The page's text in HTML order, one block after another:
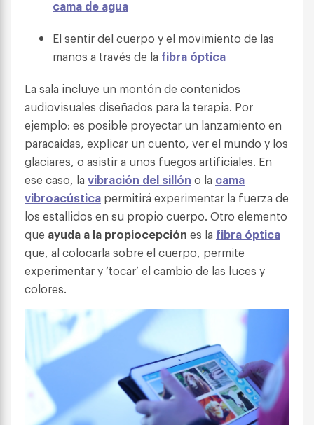
cama de agua
El sentir del cuerpo y el movimiento de las
manos a través de la fibra óptica
La sala incluye un montón de contenidos
audiovisuales diseñados para la terapia. Por
ejemplo: es posible proyectar un lanzamiento en
paracaídas, explicar un cuento, ver el mundo y los
glaciares, o asistir a unos fuegos artificiales. En
ese caso, la vibración del sillón o la cama
vibroacústica permitirá experimentar la fuerza de
los estallidos en su propio cuerpo. Otro elemento
que ayuda a la propiocepción es la fibra óptica
que, al colocarla sobre el cuerpo, permite
experimentar y ‘tocar’ el cambio de las luces y
colores.